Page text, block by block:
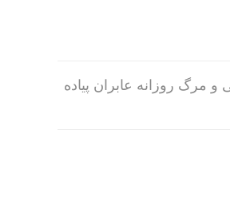
مرگ روزانه عابران پیاده